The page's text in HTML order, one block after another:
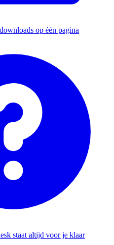
op één pagina
staat altijd voor je klaar